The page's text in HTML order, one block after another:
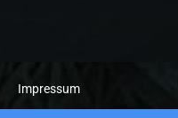
Impressum